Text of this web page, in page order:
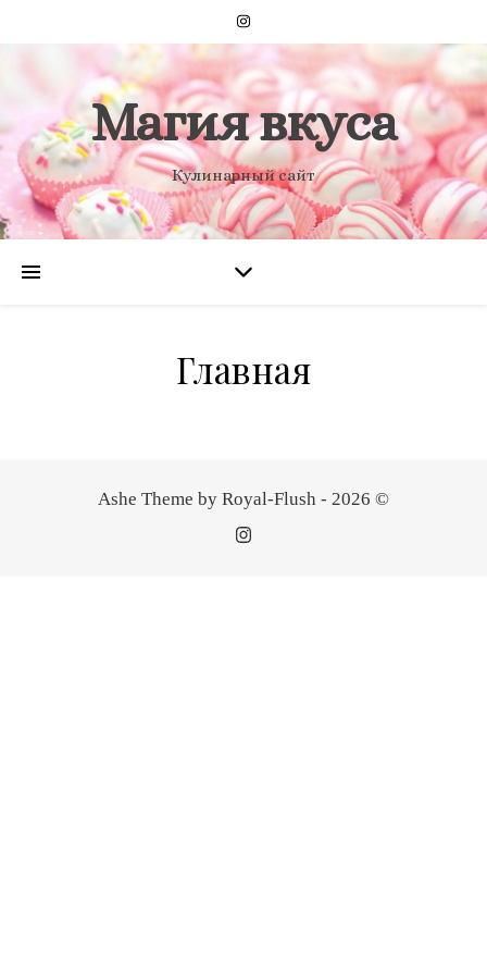
Магия вкуса
Кулинарный сайт
Главная
Ashe Theme by Royal-Flush - 2026 ©